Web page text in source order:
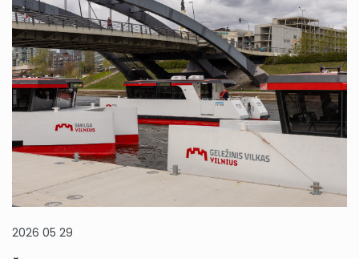
2026 05 29